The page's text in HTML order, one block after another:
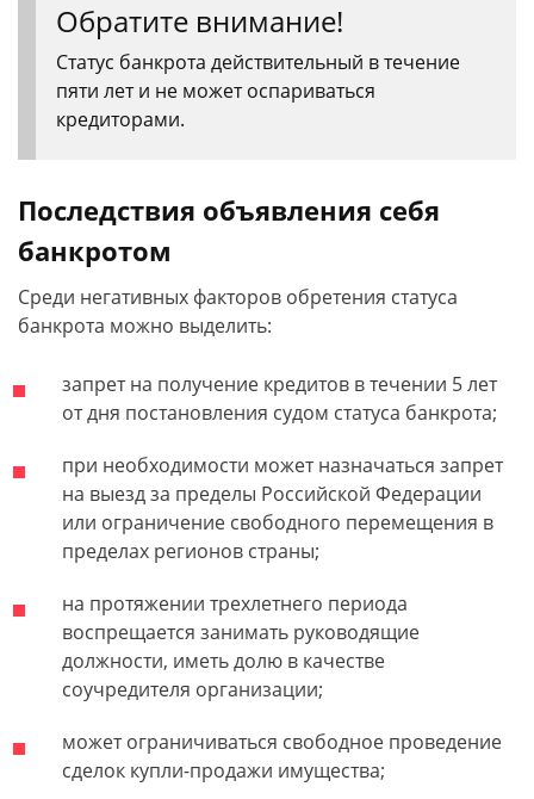
Обратите внимание!
Статус банкрота действительный в течение
пяти лет и не может оспариваться
кредиторами.
Последствия объявления себя
банкротом
Среди негативных факторов обретения статуса
банкрота можно выделить:
запрет на получение кредитов в течении 5 лет
от дня постановления судом статуса банкрота;
при необходимости может назначаться запрет
на выезд за пределы Российской Федерации
или ограничение свободного перемещения в
пределах регионов страны;
на протяжении трехлетнего периода
воспрещается занимать руководящие
должности, иметь долю в качестве
соучредителя организации;
может ограничиваться свободное проведение
сделок купли-продажи имущества;